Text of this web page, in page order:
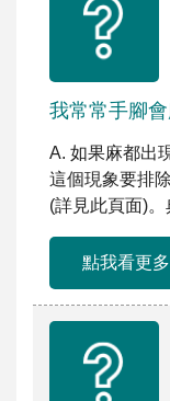
我常常手腳
A. 如果麻都出
這個現象要排
(詳見此頁面)
點我看更多